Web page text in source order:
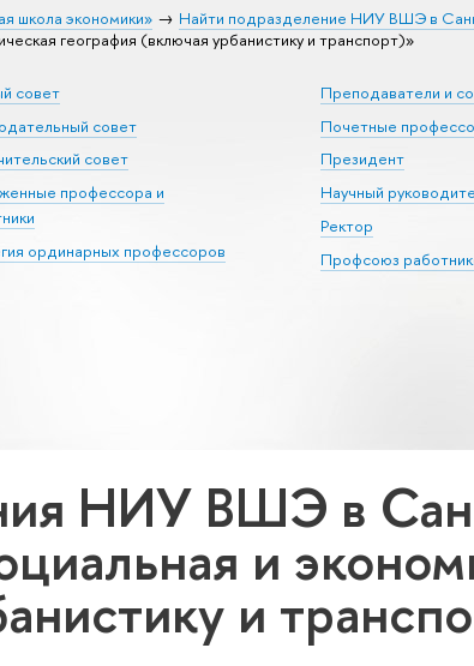
школа экономики» Найти подразделение НИУ ВШЭ в
география (включая урбанистику и транспорт)»
совет
совет
совет
профессора и
ординарных профессоров
Преподаватели и
Почетные
Президент
Научный
Ректор
Профсоюз
НИУ ВШЭ в
и
и